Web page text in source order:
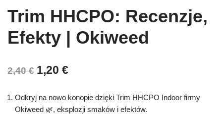
Trim HHCPO: Recenzje,
Efekty | Okiweed
2,40€ 1,20 €
Odkryj na nowo konopie dzięki Trim HHCPO Indoor firmy
Okiweed 🌿, eksplozji smaków i efektów.